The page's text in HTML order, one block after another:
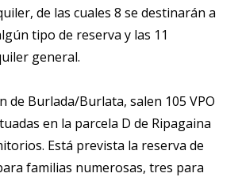
de las cuales 8 se destinarán a
tipo de reserva y las 11
general.
de Burlada/Burlata, salen 105 VPO
en la parcela D de Ripagaina
Está prevista la reserva de
familias numerosas, tres para